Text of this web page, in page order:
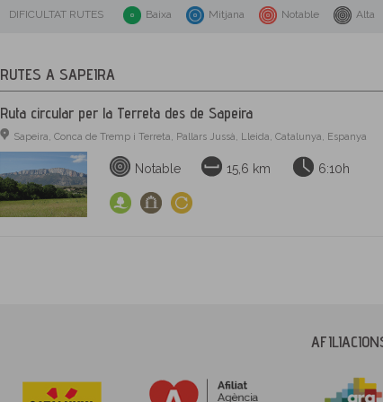
DIFICULTAT RUTES Baixa Mitjana Notable Alta
RUTES A SAPEIRA
Ruta circular per la Terreta des de Sapeira
Sapeira, Conca de Tremp i Terreta, Pallars Jussà, Lleida, Catalunya, Espanya
Notable 15,6 km 6:10h